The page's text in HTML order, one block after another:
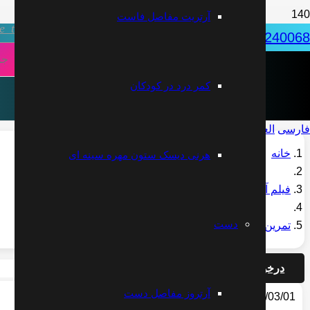
031-32240068
آرتریت مفاصل فاست
کمر درد در کودکان
هرنی دیسک ستون مهره سینه ای
دست
آرتروز مفاصل دست
فارسی العربية
خانه
فیلم آموزشی
تمرین رفع قوز کمر یا گوژپشتی
درخواست مشاوره آنلاین
2020/03/01